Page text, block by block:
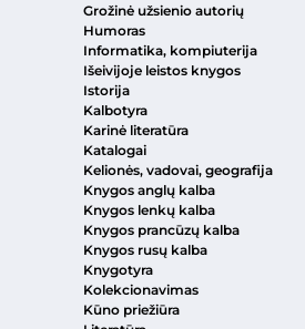
Grožinė užsienio autorių
Humoras
Informatika, kompiuterija
Išeivijoje leistos knygos
Istorija
Kalbotyra
Karinė literatūra
Katalogai
Kelionės, vadovai, geografija
Knygos anglų kalba
Knygos lenkų kalba
Knygos prancūzų kalba
Knygos rusų kalba
Knygotyra
Kolekcionavimas
Kūno priežiūra